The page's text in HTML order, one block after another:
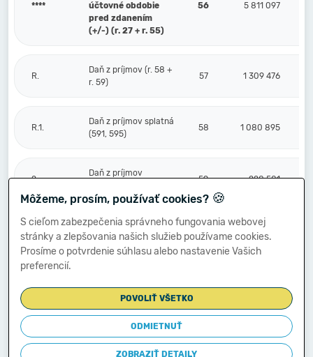
****
účtovné obdobie
pred zdanením
(+/-) (r. 27 + r. 55)
56 5 811 097
R.
Daň z príjmov (r. 58 +
r. 59)
57 1 309 476
R.1.
Daň z príjmov splatná
(591, 595)
58 1 080 895
2.
Daň z príjmov
59 228 581
S.
Prevod podielov na
výsledku
hospodárenia
60
****
Výsledok
hospodárenia za
účtovné obdobie po
zdanení (+/-) (r. 56
61 4 501 621
Môžeme, prosím, používať cookies? 🍪
S cieľom zabezpečenia správneho fungovania webovej
stránky a zlepšovania našich služieb používame cookies.
Prosíme o potvrdenie súhlasu alebo nastavenie Vašich
preferencií.
POVOLIŤ VŠETKO
ODMIETNUŤ
ZOBRAZIŤ DETAILY